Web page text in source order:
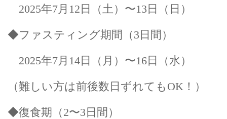
2025年7月12日（土）〜13日（日）
◆ファスティング期間（3日間）
2025年7月14日（月）〜16日（水）
（難しい方は前後数日ずれてもOK！）
◆復食期（2〜3日間）